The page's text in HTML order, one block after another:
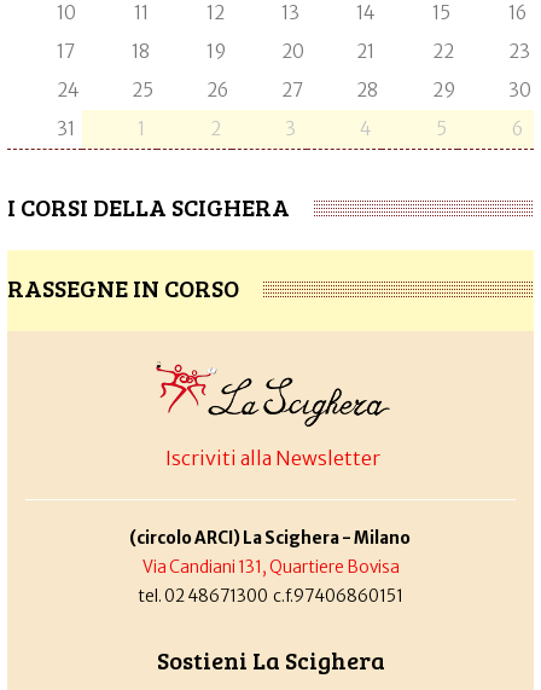
10
11 12 13 14 15
16
17
18 19 20 21 22
23
24
25 26 27 28 29
30
31
1 2 3 4 5 6
I CORSI DELLA SCIGHERA
RASSEGNE IN CORSO
Iscriviti alla Newsletter
(circolo ARCI) La Scighera - Milano
Via Candiani 131, Quartiere Bovisa
tel. 02 48671300 c.f.97406860151
Sostieni La Scighera